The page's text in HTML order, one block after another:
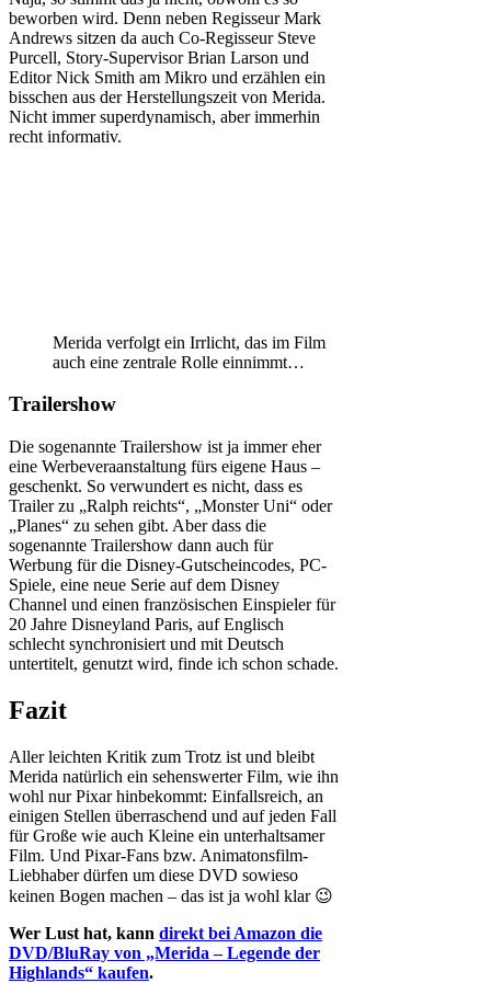
beworben wird. Denn neben Regisseur Mark
Andrews sitzen da auch Co-Regisseur Steve
Purcell, Story-Supervisor Brian Larson und
Editor Nick Smith am Mikro und erzählen ein
bisschen aus der Herstellungszeit von Merida.
Nicht immer superdynamisch, aber immerhin
recht informativ.
Merida verfolgt ein Irrlicht, das im Film
auch eine zentrale Rolle einnimmt…
Trailershow
Die sogenannte Trailershow ist ja immer eher
eine Werbeveraanstaltung fürs eigene Haus –
geschenkt. So verwundert es nicht, dass es
Trailer zu „Ralph reichts“, „Monster Uni“ oder
„Planes“ zu sehen gibt. Aber dass die
sogenannte Trailershow dann auch für
Werbung für die Disney-Gutscheincodes, PC-
Spiele, eine neue Serie auf dem Disney
Channel und einen französischen Einspieler für
20 Jahre Disneyland Paris, auf Englisch
schlecht synchronisiert und mit Deutsch
untertitelt, genutzt wird, finde ich schon schade.
Fazit
Aller leichten Kritik zum Trotz ist und bleibt
Merida natürlich ein sehenswerter Film, wie ihn
wohl nur Pixar hinbekommt: Einfallsreich, an
einigen Stellen überraschend und auf jeden Fall
für Große wie auch Kleine ein unterhaltsamer
Film. Und Pixar-Fans bzw. Animatonsfilm-
Liebhaber dürfen um diese DVD sowieso
keinen Bogen machen – das ist ja wohl klar 😉
Wer Lust hat, kann direkt bei Amazon die
DVD/BluRay von „Merida – Legende der
Highlands“ kaufen.